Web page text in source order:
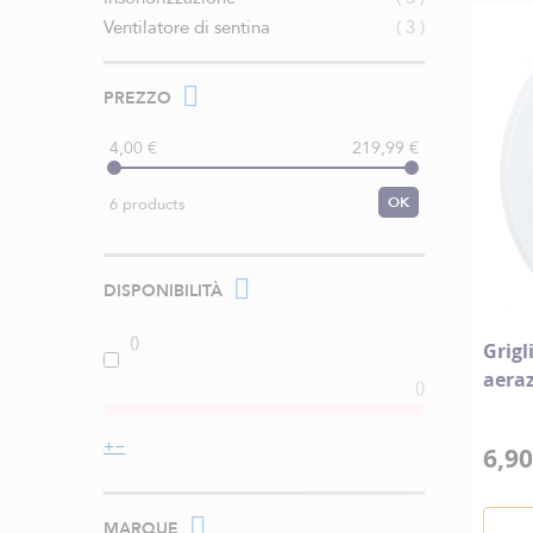
Ventilatore di sentina
3 elementi
PREZZO
4,00 € 219,99 €
6 products OK
DISPONIBILITÀ